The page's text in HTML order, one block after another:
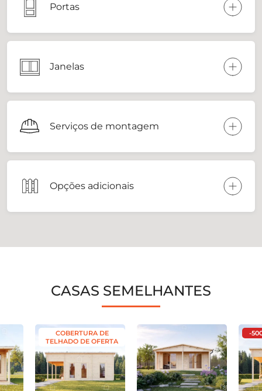
Portas
Janelas
Serviços de montagem
Opções adicionais
CASAS SEMELHANTES
COBERTURA DE
TELHADO DE OFERTA
-